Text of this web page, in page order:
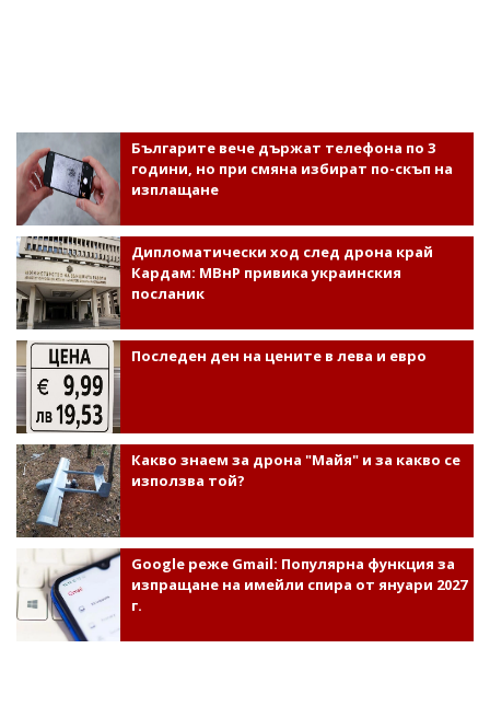
Българите вече държат телефона по 3
години, но при смяна избират по-скъп на
изплащане
Дипломатически ход след дрона край
Кардам: МВнР привика украинския
посланик
Последен ден на цените в лева и евро
Какво знаем за дрона "Майя" и за какво се
използва той?
Google реже Gmail: Популярна функция за
изпращане на имейли спира от януари 2027
г.